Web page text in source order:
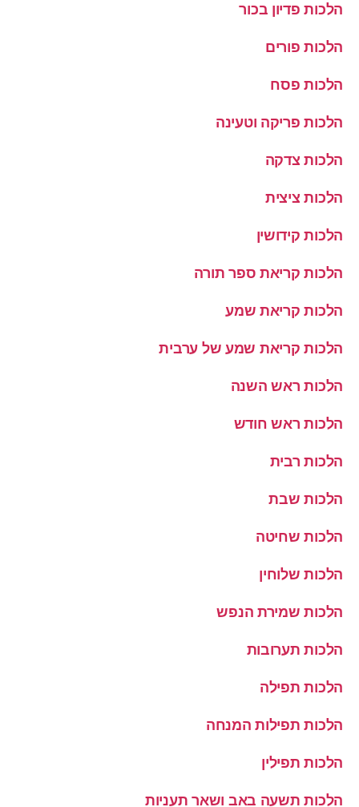
הלכות פדיון בכור
הלכות פורים
הלכות פסח
הלכות פריקה וטעינה
הלכות צדקה
הלכות ציצית
הלכות קידושין
הלכות קריאת ספר תורה
הלכות קריאת שמע
הלכות קריאת שמע של ערבית
הלכות ראש השנה
הלכות ראש חודש
הלכות רבית
הלכות שבת
הלכות שחיטה
הלכות שלוחין
הלכות שמירת הנפש
הלכות תערובות
הלכות תפילה
הלכות תפילות המנחה
הלכות תפילין
הלכות תשעה באב ושאר תעניות